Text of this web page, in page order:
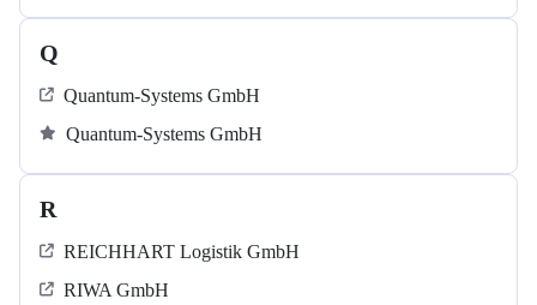
Q
Quantum-Systems GmbH
Quantum-Systems GmbH
R
REICHHART Logistik GmbH
RIWA GmbH